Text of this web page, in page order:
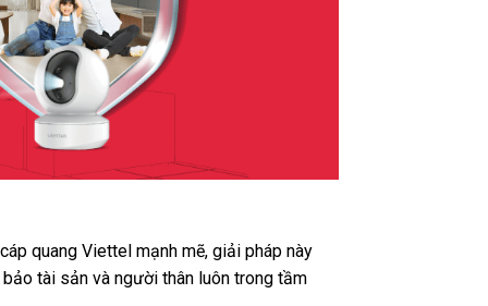
quang Viettel mạnh mẽ, giải pháp này
tài sản và người thân luôn trong tầm